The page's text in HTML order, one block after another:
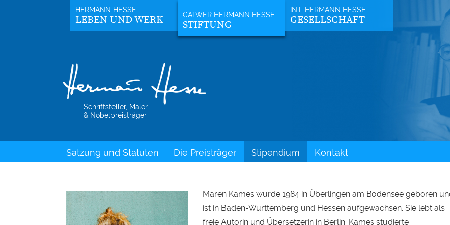
LEBEN UND WERK STIFTUNG GESELLSCHAFT
Schriftsteller, Maler
& Nobelpreisträger
Satzung und Statuten Die Preisträger Stipendium Kontakt
Maren Kames wurde 1984 in Überlingen am Bodensee geboren
ist in Baden-Württemberg und Hessen aufgewachsen. Sie lebt als
freie Autorin und Übersetzerin in Berlin. Kames studierte